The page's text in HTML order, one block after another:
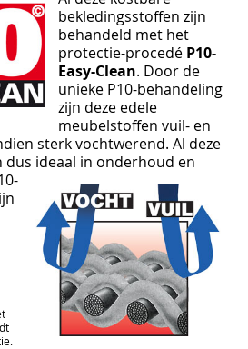
bekledingsstoffen zijn
behandeld met het
protectie-procedé P10-
Easy-Clean. Door de
unieke P10-behandeling
zijn deze edele
meubelstoffen vuil- en
sterk vochtwerend. Al deze
dus ideaal in onderhoud en